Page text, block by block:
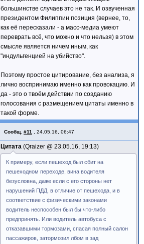
большинстве случаев это не так. И озвученная
президентом Филиппин позиция (вернее, то,
как её пересказали - а масс-медиа умеют
переврать всё, что можно и что нельзя) в этом
смысле является ничем иным, как
"индульгенцией на убийство".
Поэтому простое цитирование, без анализа, я
лично воспринимаю именно как провокацию. И
да - это о твоём действии по созданию
голосования с размещением цитаты именно в
такой форме.
Сообщ. #11 24.05.16, 06:47
Цитата Qraizer @ 23.05.16, 19:13
К примеру, если пешеход был сбит на
пешеходном переходе, вина водителя
безусловна, даже если с его стороны нет
нарушений ПДД, в отличие от пешехода, и в
соответствие с физическими законами
водитель неспособен был бы что-либо
предпринять. Или водитель автобуса с
отказавшими тормозами, спасая полный салон
пассажиров, затормозил лбом в зад